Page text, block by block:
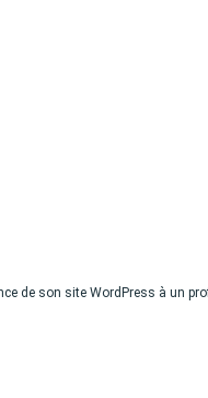
de son site WordPress à un